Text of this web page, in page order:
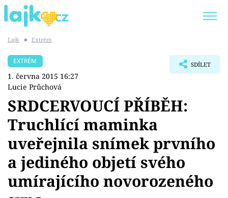
SHOPAHOLICADEL
Témata
Showbyznys
Youtubeři
Lajk ■ Extrém
EXTRÉM
1. června 2015 16:27
Lucie Průchová
SDÍLET
SRDCERVOUCÍ PŘÍBĚH:
Truchlící maminka
uveřejnila snímek prvního
a jediného objetí svého
umírajícího novorozeného